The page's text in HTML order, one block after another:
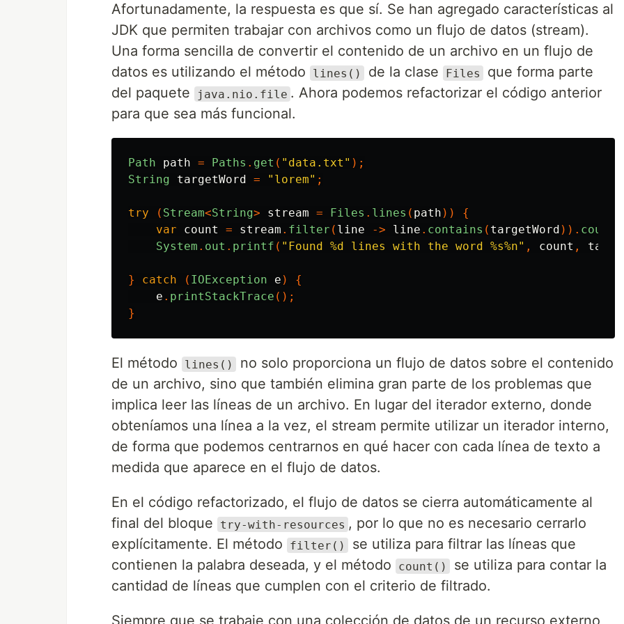
Afortunadamente, la respuesta es que sí. Se han agregado características al
JDK que permiten trabajar con archivos como un flujo de datos (stream).
Una forma sencilla de convertir el contenido de un archivo en un flujo de
datos es utilizando el método
lines() de la clase Files
que forma parte
del paquete
java.nio.file . Ahora podemos refactorizar el código anterior
para que sea más funcional.
Path path = Paths . get ( "data.txt" );
String
targetWord = "lorem" ;
try ( Stream<String> stream = Files . lines ( path ))
{
var
count = stream . filter ( line -> line . contains ( targetWord )). count
System . out . printf ( "Found %d lines with the word %s%n" , count ,
} catch ( IOException e )
{
e . printStackTrace ();
}
El método lines()
no solo proporciona un flujo de datos sobre el contenido
de un archivo, sino que también elimina gran parte de los problemas que
implica leer las líneas de un archivo. En lugar del iterador externo, donde
obteníamos una línea a la vez, el stream permite utilizar un iterador interno,
de forma que podemos centrarnos en qué hacer con cada línea de texto a
medida que aparece en el flujo de datos.
En el código refactorizado, el flujo de datos se cierra automáticamente al
final del bloque
try-with-resources , por lo que no es necesario cerrarlo
explícitamente. El método
filter()
se utiliza para filtrar las líneas que
contienen la palabra deseada, y el método
count()
se utiliza para contar la
cantidad de líneas que cumplen con el criterio de filtrado.